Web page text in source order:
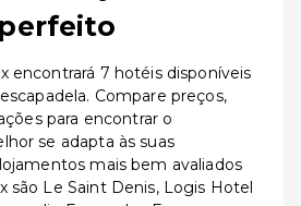
perfeito
encontrará 7 hotéis disponíveis
Compare preços,
para encontrar o
se adapta às suas
mais bem avaliados
são Le Saint Denis, Logis Hotel